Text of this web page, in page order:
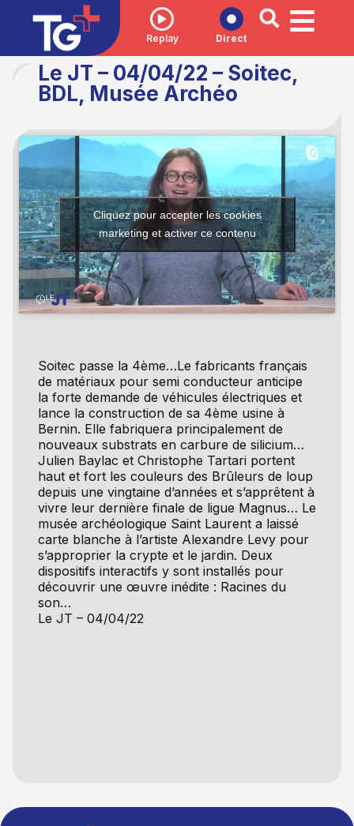
Replay Direct
Le JT – 04/04/22 – Soitec,
BDL, Musée Archéo
Soitec passe la 4ème…Le fabricants français
de matériaux pour semi conducteur anticipe
la forte demande de véhicules électriques et
lance la construction de sa 4ème usine à
Bernin. Elle fabriquera principalement de
nouveaux substrats en carbure de silicium…
Julien Baylac et Christophe Tartari portent
haut et fort les couleurs des Brûleurs de loup
depuis une vingtaine d’années et s’apprêtent à
vivre leur dernière finale de ligue Magnus… Le
musée archéologique Saint Laurent a laissé
carte blanche à l’artiste Alexandre Levy pour
s’approprier la crypte et le jardin. Deux
dispositifs interactifs y sont installés pour
découvrir une œuvre inédite : Racines du
son…
Le JT – 04/04/22
Cliquez pour accepter les cookies
marketing et activer ce contenu